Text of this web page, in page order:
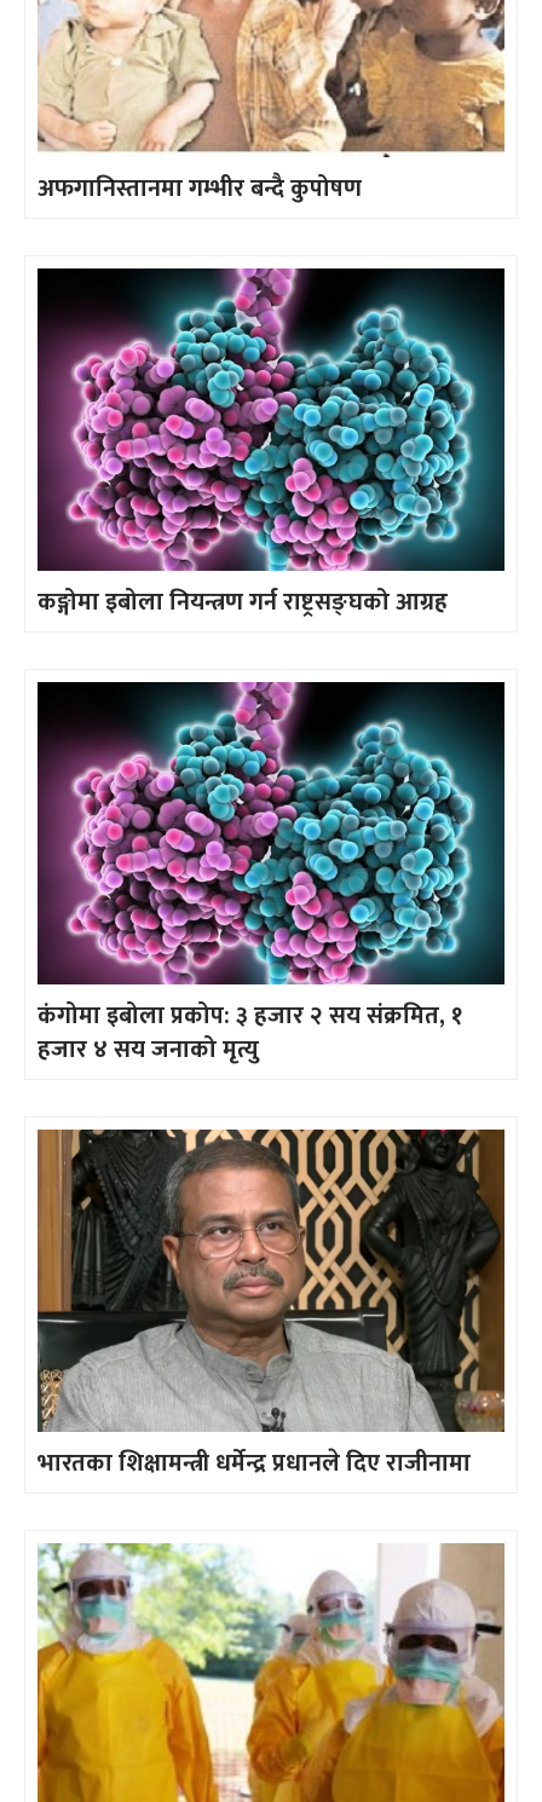
अफगानिस्तानमा गम्भीर बन्दै कुपोषण
कङ्गोमा इबोला नियन्त्रण गर्न राष्ट्रसङ्घको आग्रह
कंगोमा इबोला प्रकोप: ३ हजार २ सय संक्रमित, १
हजार ४ सय जनाको मृत्यु
भारतका शिक्षामन्त्री धर्मेन्द्र प्रधानले दिए राजीनामा